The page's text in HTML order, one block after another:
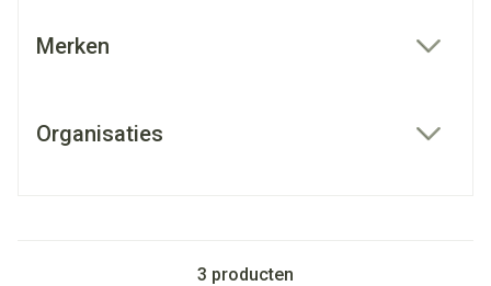
Merken
Organisaties
3 producten